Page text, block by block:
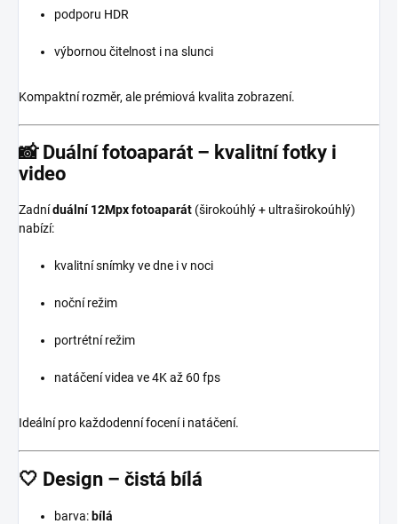
podporu HDR
výbornou čitelnost i na slunci
Kompaktní rozměr, ale prémiová kvalita zobrazení.
📸 Duální fotoaparát – kvalitní fotky i
video
Zadníduální 12Mpx fotoaparát (širokoúhlý + ultraširokoúhlý)
nabízí:
kvalitní snímky ve dne i v noci
noční režim
portrétní režim
natáčení videa ve 4K až 60 fps
Ideální pro každodenní focení i natáčení.
🤍 Design – čistá bílá
barva: bílá